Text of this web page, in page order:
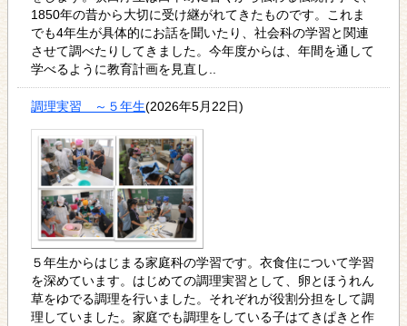
1850年の昔から大切に受け継がれてきたものです。これま
でも4年生が具体的にお話を聞いたり、社会科の学習と関連
させて調べたりしてきました。今年度からは、年間を通して
学べるように教育計画を見直し..
調理実習 ～５年生(2026年5月22日)
５年生からはじまる家庭科の学習です。衣食住について学習
を深めています。はじめての調理実習として、卵とほうれん
草をゆでる調理を行いました。それぞれが役割分担をして調
理していました。家庭でも調理をしている子はてきぱきと作